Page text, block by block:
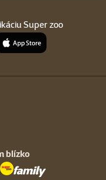
Super zoo
blízko